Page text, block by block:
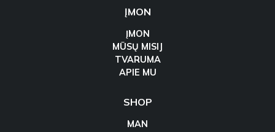
ĮMON
ĮMON
MŪSŲ MISIJ
TVARUMA
APIE MU
SHOP
MAN